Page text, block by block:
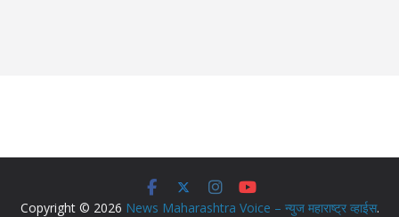
Copyright © 2026 News Maharashtra Voice – न्युज महाराष्ट्र व्हाईस.